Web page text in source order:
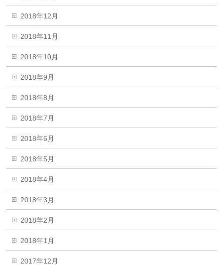
2018年12月
2018年11月
2018年10月
2018年9月
2018年8月
2018年7月
2018年6月
2018年5月
2018年4月
2018年3月
2018年2月
2018年1月
2017年12月